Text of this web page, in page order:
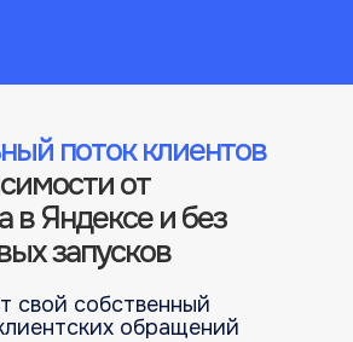
поток клиентов
от
в Яндексе и без
запусков
свой собственный
обращений